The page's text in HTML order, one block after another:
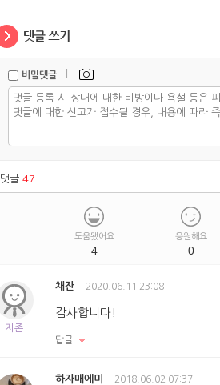
비밀댓글
댓글 47
도움됐어요
4
응원해요
0
지존
채잔 2020.06.11 23:08
감사합니다!
답글
하자매에미 2018.06.02 07:37